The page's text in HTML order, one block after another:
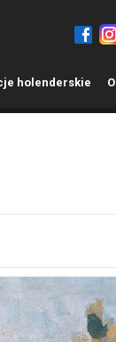
holenderskie O